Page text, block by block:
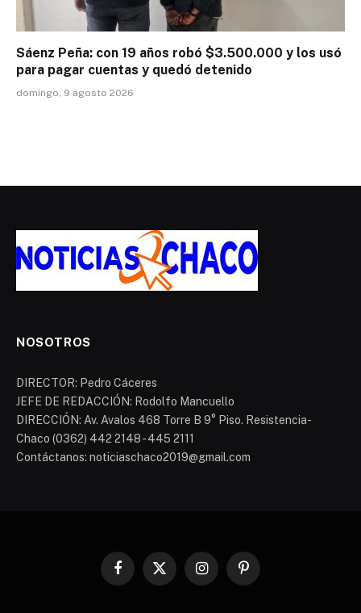
Sáenz Peña: con 19 años robó $3.500.000 y los usó
para pagar cuentas y quedó detenido
domingo, 9 agosto 2026
NOSOTROS
DIRECTOR: Pedro Cáceres
JEFE DE REDACCIÓN: Rodolfo Mancuello
DIRECCIÓN: Av. Avalos 468 Torre B 9° Piso. Resistencia-
Chaco (0362) 442 2148 - 445 2111
Contáctanos: noticiaschaco2019@gmail.com
Facebook
X
InstagramPinterest